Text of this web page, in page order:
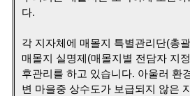
다.
각 지자체에 매몰지 특별관리단(총
매몰지 실명제(매몰지별 전담자 지
후관리를 하고 있습니다. 아울러 환
변 마을중 상수도가 보급되지 않은